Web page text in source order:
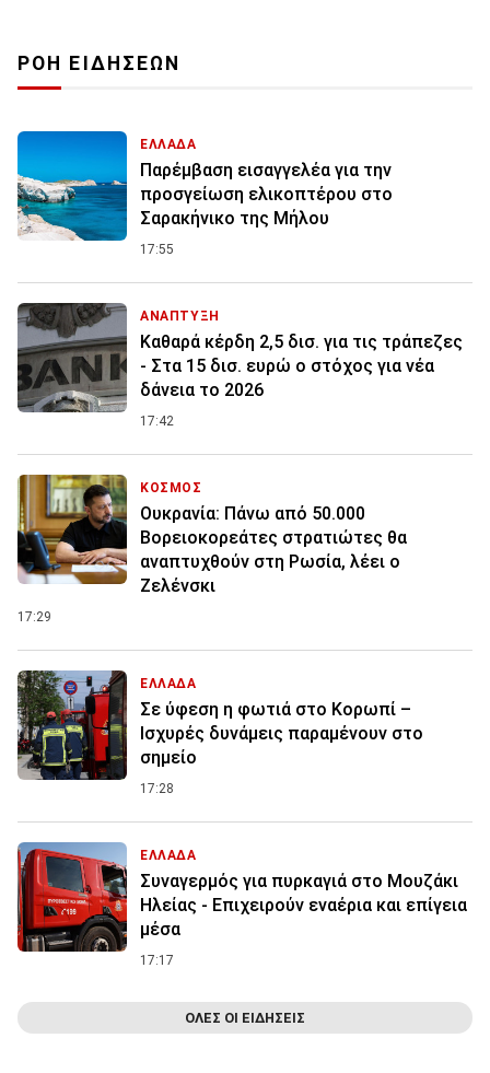
ΡΟΗ ΕΙΔΗΣΕΩΝ
ΕΛΛΑΔΑ
Παρέμβαση εισαγγελέα για την
προσγείωση ελικοπτέρου στο
Σαρακήνικο της Μήλου
17:55
ΑΝΑΠΤΥΞΗ
Καθαρά κέρδη 2,5 δισ. για τις τράπεζες
- Στα 15 δισ. ευρώ ο στόχος για νέα
δάνεια το 2026
17:42
ΚΟΣΜΟΣ
Ουκρανία: Πάνω από 50.000
Βορειοκορεάτες στρατιώτες θα
αναπτυχθούν στη Ρωσία, λέει ο
Ζελένσκι
17:29
ΕΛΛΑΔΑ
Σε ύφεση η φωτιά στο Κορωπί –
Ισχυρές δυνάμεις παραμένουν στο
σημείο
17:28
ΕΛΛΑΔΑ
Συναγερμός για πυρκαγιά στο Μουζάκι
Ηλείας - Επιχειρούν εναέρια και επίγεια
μέσα
17:17
ΟΛΕΣ ΟΙ ΕΙΔΗΣΕΙΣ